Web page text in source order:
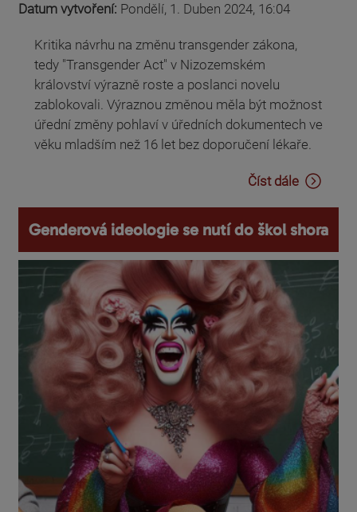
Datum vytvoření: Pondělí, 1. Duben 2024, 16:04
Kritika návrhu na změnu transgender zákona,
tedy "Transgender Act" v Nizozemském
království výrazně roste a poslanci novelu
zablokovali. Výraznou změnou měla být možnost
úřední změny pohlaví v úředních dokumentech ve
věku mladším než 16 let bez doporučení lékaře.
Číst dále
Genderová ideologie se nutí do škol shora